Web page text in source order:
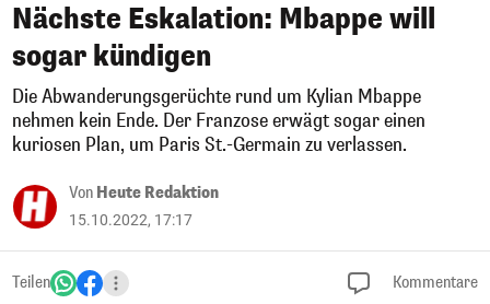
Nächste Eskalation: Mbappe will
sogar kündigen
Die Abwanderungsgerüchte rund um Kylian Mbappe
nehmen kein Ende. Der Franzose erwägt sogar einen
kuriosen Plan, um Paris St.-Germain zu verlassen.
Von Heute Redaktion
15.10.2022, 17:17
Teilen Kommentare